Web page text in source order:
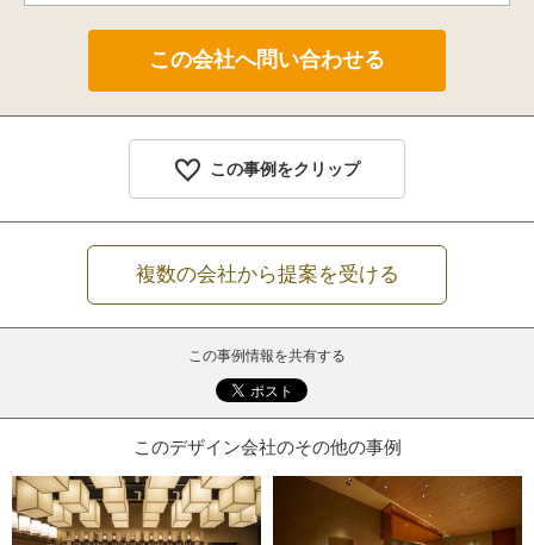
この事例をクリップ
複数の会社から提案を受ける
この事例情報を共有する
このデザイン会社のその他の事例